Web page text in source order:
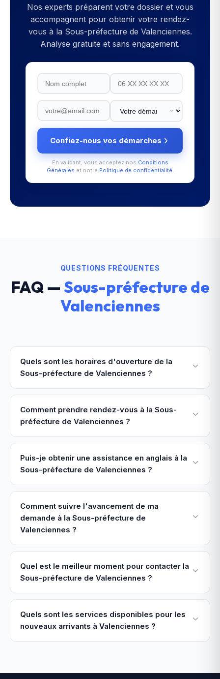
Nos experts préparent votre dossier et vous
accompagnent pour obtenir votre rendez-
vous à la Sous-préfecture de Valenciennes.
Analyse gratuite et sans engagement.
Confiez-nous vos démarches
En validant, vous acceptez nos Conditions
Générales et notre Politique de confidentialité.
QUESTIONS FRÉQUENTES
FAQ — Sous-préfecture de
Valenciennes
Quels sont les horaires d'ouverture de la
Sous-préfecture de Valenciennes ?
Comment prendre rendez-vous à la Sous-
préfecture de Valenciennes ?
Puis-je obtenir une assistance en anglais à la
Sous-préfecture de Valenciennes ?
Comment suivre l'avancement de ma
demande à la Sous-préfecture de
Valenciennes ?
Quel est le meilleur moment pour contacter la
Sous-préfecture de Valenciennes ?
Quels sont les services disponibles pour les
nouveaux arrivants à Valenciennes ?